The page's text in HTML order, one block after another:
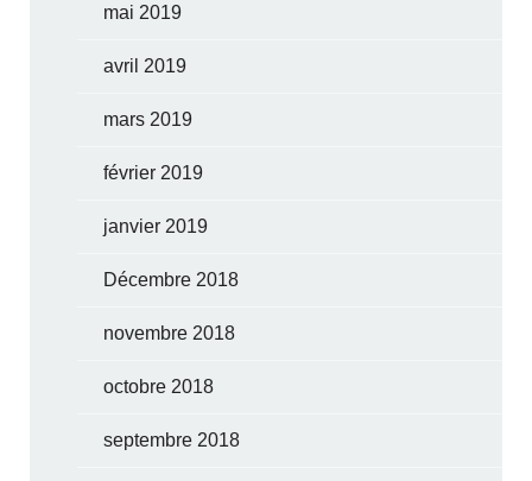
mai 2019
avril 2019
mars 2019
février 2019
janvier 2019
Décembre 2018
novembre 2018
octobre 2018
septembre 2018